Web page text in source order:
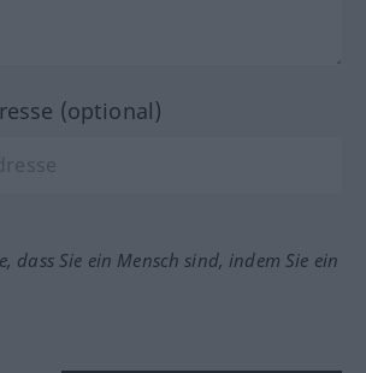
(optional)
dass Sie ein Mensch sind, indem Sie ein